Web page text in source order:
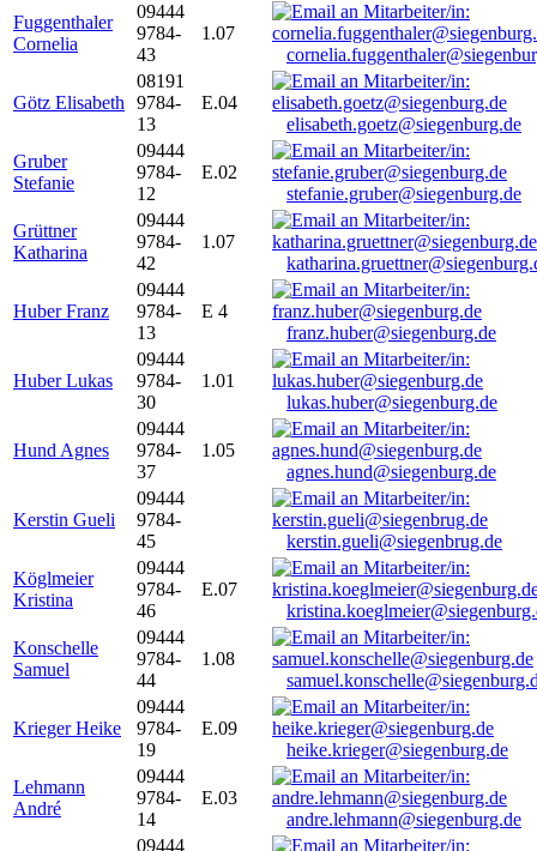
Fuggenthaler
Cornelia
09444
9784-
43
1.07
Götz Elisabeth
08191
9784-
13
E.04
elisabeth.goetz@siegenburg.de
Gruber
Stefanie
09444
9784-
12
E.02
stefanie.gruber@siegenburg.de
Grüttner
Katharina
09444
9784-
42
1.07
Huber Franz
09444
9784-
13
E 4
franz.huber@siegenburg.de
Huber Lukas
09444
9784-
30
1.01
lukas.huber@siegenburg.de
Hund Agnes
09444
9784-
37
1.05
agnes.hund@siegenburg.de
Kerstin Gueli
09444
9784-
45
kerstin.gueli@siegenbrug.de
Köglmeier
Kristina
09444
9784-
46
E.07
Konschelle
Samuel
09444
9784-
44
1.08
Krieger Heike
09444
9784-
19
E.09
heike.krieger@siegenburg.de
Lehmann
André
09444
9784-
14
E.03
andre.lehmann@siegenburg.de
09444